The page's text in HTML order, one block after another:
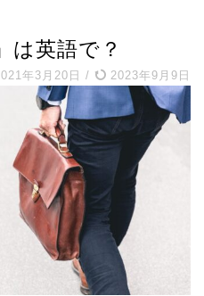
は英語で？
年3月20日 / 2023年9月9日